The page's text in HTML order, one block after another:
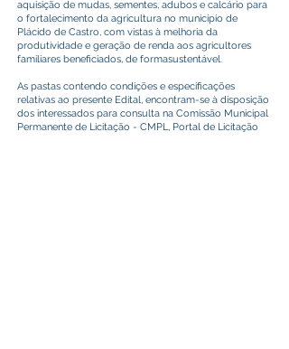
aquisição de mudas, sementes, adubos e calcário para
o fortalecimento da agricultura no município de
Plácido de Castro, com vistas à melhoria da
produtividade e geração de renda aos agricultores
familiares beneficiados, de formasustentável.
As pastas contendo condições e especificações
relativas ao presente Edital, encontram-se à disposição
dos interessados para consulta na Comissão Municipal
Permanente de Licitação - CMPL, Portal de Licitação